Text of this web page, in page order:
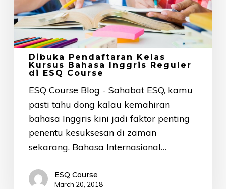
Reguler
di
ESQ
Course
Dibuka Pendaftaran Kelas
Kursus Bahasa Inggris Reguler
di ESQ Course
ESQ Course Blog - Sahabat ESQ, kamu
pasti tahu dong kalau kemahiran
bahasa Inggris kini jadi faktor penting
penentu kesuksesan di zaman
sekarang. Bahasa Internasional…
ESQ Course
March 20, 2018